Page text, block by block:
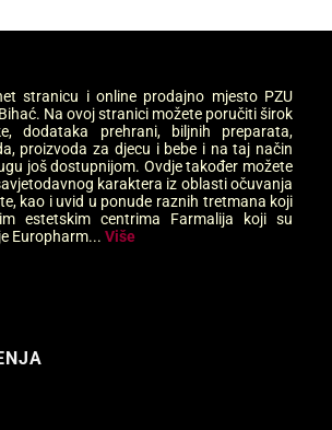
stranicu i online prodajno mjesto PZU
Na ovoj stranici možete poručiti širok
dodataka prehrani, biljnih preparata,
proizvoda za djecu i bebe i na taj način
još dostupnijom. Ovdje također možete
karaktera iz oblasti očuvanja
kao i uvid u ponude raznih tretmana koji
estetskim centrima Farmalija koji su
Europharm... Više